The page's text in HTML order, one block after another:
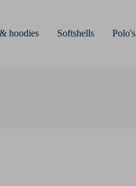
hoodies Softshells Polo's